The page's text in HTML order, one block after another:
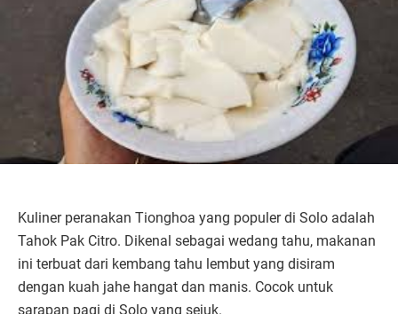
Kuliner peranakan Tionghoa yang populer di Solo adalah
Tahok Pak Citro. Dikenal sebagai wedang tahu, makanan
ini terbuat dari kembang tahu lembut yang disiram
dengan kuah jahe hangat dan manis. Cocok untuk
sarapan pagi di Solo yang sejuk.